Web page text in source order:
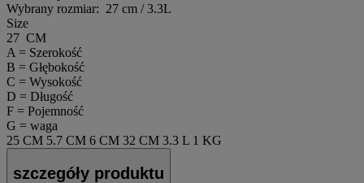
Wybrany rozmiar: 27 cm / 3.3L
Size
27 CM
A = Szerokość
B = Głębokość
C = Wysokość
D = Długość
F = Pojemność
G = waga
25 CM 5.7 CM 6 CM 32 CM 3.3 L 1 KG
szczegóły produktu